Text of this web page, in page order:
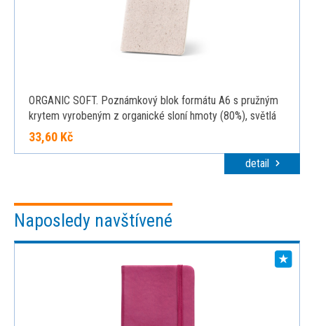
ORGANIC SOFT. Poznámkový blok formátu A6 s pružným
krytem vyrobeným z organické sloní hmoty (80%), světlá
přírodní
33,60 Kč
detail
Naposledy navštívené